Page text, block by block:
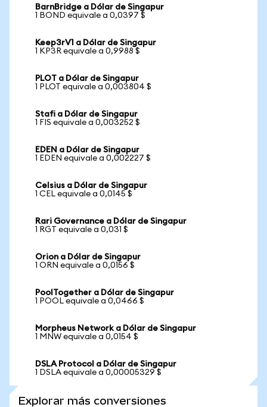
BarnBridge a Dólar de Singapur
1 BOND equivale a 0,0397 $
Keep3rV1 a Dólar de Singapur
1 KP3R equivale a 0,9988 $
PLOT a Dólar de Singapur
1 PLOT equivale a 0,003804 $
Stafi a Dólar de Singapur
1 FIS equivale a 0,003252 $
EDEN a Dólar de Singapur
1 EDEN equivale a 0,002227 $
Celsius a Dólar de Singapur
1 CEL equivale a 0,0145 $
Rari Governance a Dólar de Singapur
1 RGT equivale a 0,031 $
Orion a Dólar de Singapur
1 ORN equivale a 0,0156 $
PoolTogether a Dólar de Singapur
1 POOL equivale a 0,0466 $
Morpheus Network a Dólar de Singapur
1 MNW equivale a 0,0154 $
DSLA Protocol a Dólar de Singapur
1 DSLA equivale a 0,00005329 $
Explorar más conversiones